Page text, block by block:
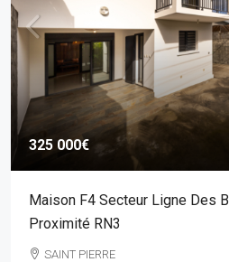
325 000€
Maison F4 Secteur Ligne Des
Proximité RN3
SAINT PIERRE